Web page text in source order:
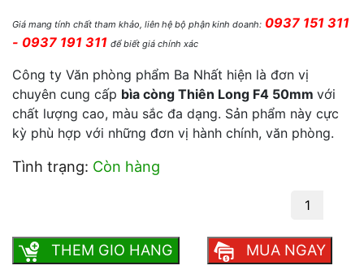
Giá mang tính chất tham khảo, liên hệ bộ phận kinh doanh: 0937 151 311
- 0937 191 311 để biết giá chính xác
Công ty Văn phòng phẩm Ba Nhất hiện là đơn vị
chuyên cung cấp bìa còng Thiên Long F4 50mm với
chất lượng cao, màu sắc đa dạng. Sản phẩm này cực
kỳ phù hợp với những đơn vị hành chính, văn phòng.
Tình trạng: Còn hàng
THEM GIO HANG MUA NGAY